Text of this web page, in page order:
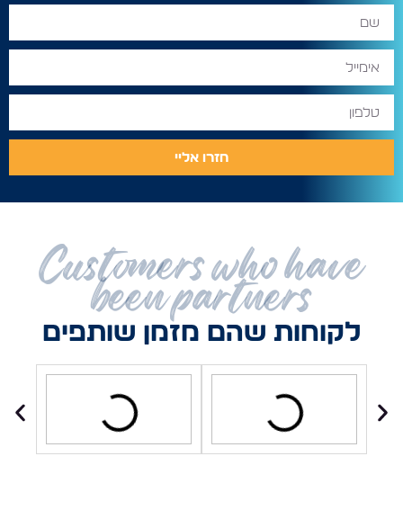
חזרו אליי
Customers who have
been partners
לקוחות שהם מזמן שותפים